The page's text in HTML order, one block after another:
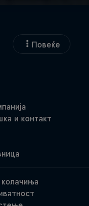
Повеќе